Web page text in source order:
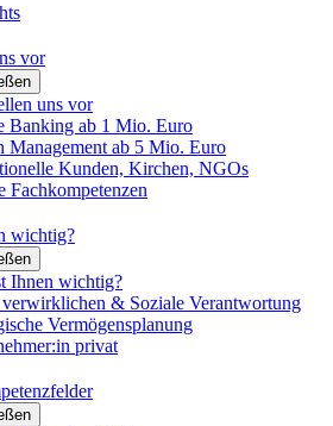
vor
uns vor
Banking ab 1 Mio. Euro
Management ab 5 Mio. Euro
Kunden, Kirchen, NGOs
Fachkompetenzen
wichtig?
Ihnen wichtig?
verwirklichen & Soziale Verantwortung
Vermögensplanung
privat